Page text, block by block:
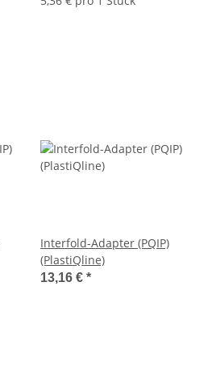
Interfold-Adapter (PQIP)
(PlastiQline)
13,16 € *